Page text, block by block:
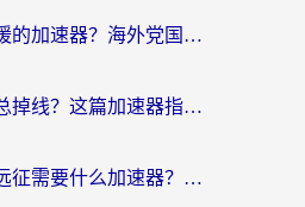
有没有打奇迹暖暖的加速器？海外党国服游戏畅玩不卡顿的秘密
在国外玩龙之谷总掉线？这篇加速器指南帮你告别延迟卡顿！
人在国外玩剑与远征需要什么加速器？老玩家亲测的避坑指南来了